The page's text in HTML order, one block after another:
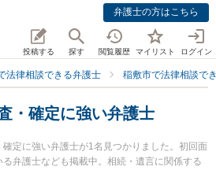
弁護士の方はこちら
投稿する 探す 閲覧履歴 マイリスト ログイン
法律相談できる弁護士 稲敷市で法律相談で
・確定に強い弁護士
定に強い弁護士が1名見つかりました。初回面
弁護士なども掲載中。相続・遺言に関係する